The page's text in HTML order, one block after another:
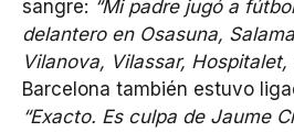
sangre: “Mi padre jugó a
delantero en Osasuna,
Vilanova, Vilassar, Hospitalet,
Barcelona también estuvo
“Exacto. Es culpa de Jaume